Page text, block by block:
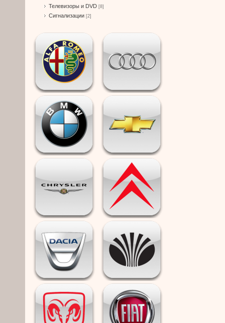
Телевизоры и DVD [8]
Сигнализации [2]